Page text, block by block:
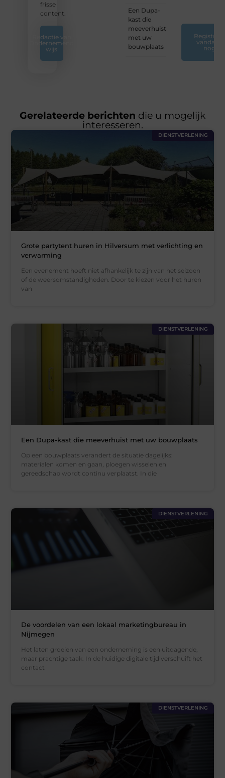
frisse
content.
Redactie van
Ondernemend
wijs
Een Dupa-
kast die
meeverhuist
met uw
bouwplaats
Registreer
vandaag
nog
Gerelateerde berichten die u mogelijk
interesseren.
DIENSTVERLENING
Grote partytent huren in Hilversum met verlichting en
verwarming
Een evenement hoeft niet afhankelijk te zijn van het seizoen
of de weersomstandigheden. Door te kiezen voor het huren
van
DIENSTVERLENING
Een Dupa-kast die meeverhuist met uw bouwplaats
Op een bouwplaats verandert de situatie dagelijks:
materialen komen en gaan, ploegen wisselen en
gereedschap wordt continu verplaatst. In die
DIENSTVERLENING
De voordelen van een lokaal marketingbureau in
Nijmegen
Het laten groeien van een onderneming is een uitdagende,
maar prachtige taak. In de huidige digitale tijd verschuift het
contact
DIENSTVERLENING